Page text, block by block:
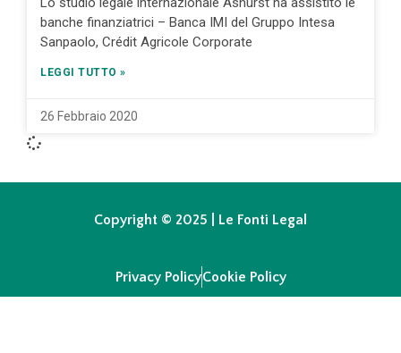
banche finanziatrici – Banca IMI del Gruppo Intesa
Sanpaolo, Crédit Agricole Corporate
LEGGI TUTTO »
26 Febbraio 2020
Copyright © 2025 | Le Fonti Legal
Privacy PolicyCookie Policy